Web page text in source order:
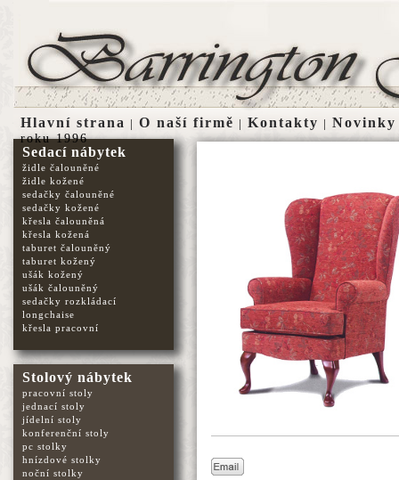
Sedací nábytek
židle čalouněné
židle kožené
sedačky čalouněné
sedačky kožené
křesla čalouněná
křesla kožená
taburet čalouněný
taburet kožený
ušák kožený
ušák čalouněný
sedačky rozkládací
longchaise
křesla pracovní
Stolový nábytek
pracovní stoly
jednací stoly
jídelní stoly
konferenční stoly
pc stolky
hnízdové stolky
noční stolky
Hlavní strana | O naší firmě | Kontakty | Novinky
roku 1996